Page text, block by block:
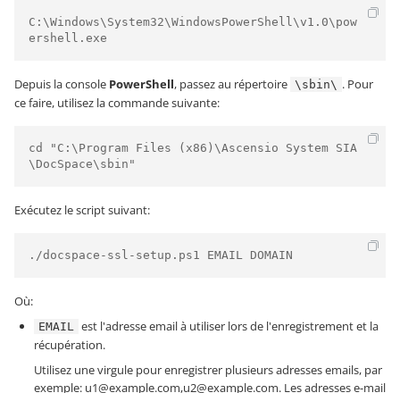
C:\Windows\System32\WindowsPowerShell\v1.0\pow
ershell.exe
Depuis la console PowerShell, passez au répertoire \sbin\ . Pour
ce faire, utilisez la commande suivante:
cd "C:\Program Files (x86)\Ascensio System SIA
\DocSpace\sbin"
Exécutez le script suivant:
./docspace-ssl-setup.ps1 EMAIL DOMAIN
Où:
EMAIL est l'adresse email à utiliser lors de l'enregistrement et la
récupération.
Utilisez une virgule pour enregistrer plusieurs adresses emails, par
exemple: u1@example.com,u2@example.com. Les adresses e-mail